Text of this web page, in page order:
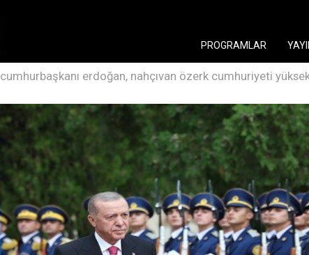
PROGRAMLAR
cumhurbaşkanı erdoğan, nahçıvan özerk cumhuriyeti